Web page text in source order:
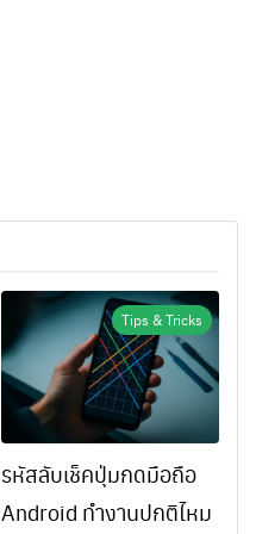
Tips & Tricks
รหัสลับเช็คปุ่มกดมือถือ
Android ทำงานปกติไหม